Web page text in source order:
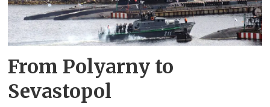
From Polyarny to
Sevastopol